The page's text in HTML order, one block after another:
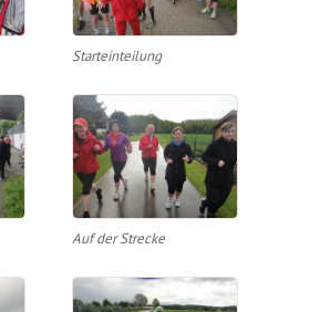
Starteinteilung
Auf der Strecke